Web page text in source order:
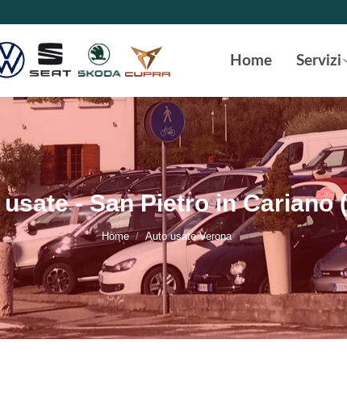
Home Servizi
- San Pietro in Cariano
Tu sei qui:
Home Auto usate Verona